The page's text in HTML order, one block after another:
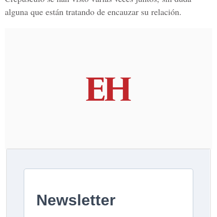
alguna que están tratando de encauzar su relación.